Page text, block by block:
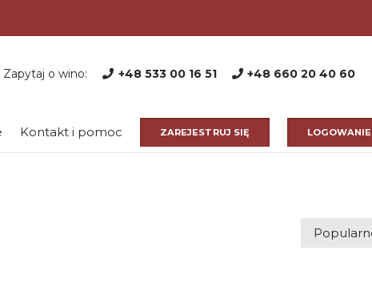
Zapytaj o wino: +48 533 00 16 51 +48 660 20 40 60
Kontakt i pomoc ZAREJESTRUJ SIĘ LOGOWANIE